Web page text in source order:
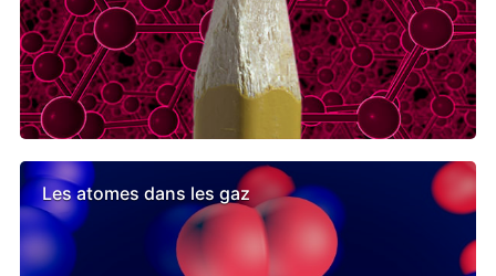
Les atomes dans les gaz